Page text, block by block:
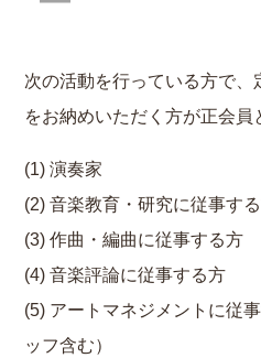
次の活動を行っている方で
をお納めいただく方が正会員
演奏家
音楽教育・研究に従事す
作曲・編曲に従事する方
音楽評論に従事する方
アートマネジメントに従
ッフ含む）